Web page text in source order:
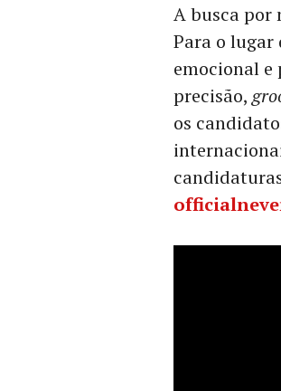
A busca por
Para o
emocional e
precisão,
os